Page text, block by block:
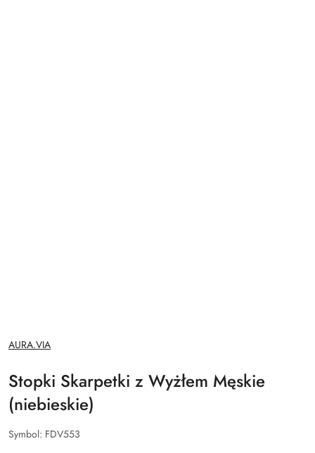
NAZWA
PRODUCENTA:
AURA.VIA
Stopki Skarpetki z Wyżłem Męskie
(niebieskie)
Symbol: FDV553